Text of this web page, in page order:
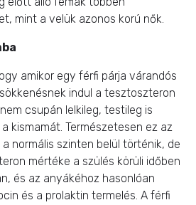
mint a velük azonos korú nők.
amikor egy férfi párja várandós
indul a tesztoszteron
csupán lelkileg, testileg is
kismamát. Természetesen ez az
normális szinten belül történik, de
mértéke a szülés körüli időben
és az anyákéhoz hasonlóan
és a prolaktin termelés. A férfi